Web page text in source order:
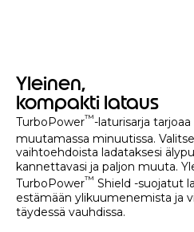
Yleinen,
kompakti lataus
TurboPower™-laturisarja
muutamassa minuutissa.
vaihtoehdoista ladataksesi
kannettavasi ja paljon muuta.
TurboPower™ Shield -suojatut
estämään ylikuumenemista ja
täydessä vauhdissa.